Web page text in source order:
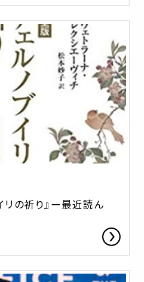
リの祈り』ー最近読ん